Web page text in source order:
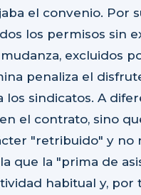
el convenio. Por
los permisos sin
excluidos
penaliza el
sindicatos. A
el contrato, sino
"retribuido" y no
que la "prima de
habitual y,